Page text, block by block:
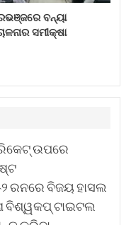
ଭିତରେ କଳି
ବନ୍ୟା
ସମୀକ୍ଷା
ଉପରେ
ରନରେ ବିଜୟ ହାସଲ
ବିଶ୍ୱକପ୍ ଟାଇଟଲ